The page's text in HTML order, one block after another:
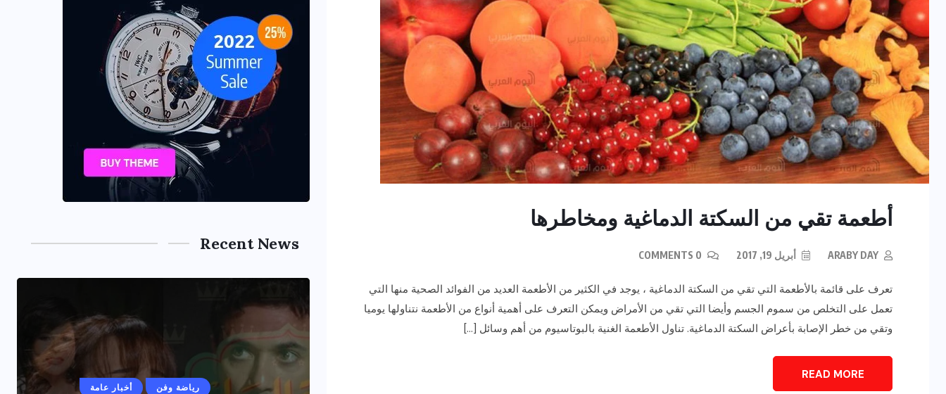
أطعمة تقي من السكتة الدماغية ومخاطرها
ARABY DAY أبريل 19, 2017
تعرف على قائمة بالأطعمة التي تقي من السكتة الدماغية ، يوجد في الكثير من الأطعمة العديد من الفوائد الصحية منها التي
تعمل على التخلص من سموم الجسم وأيضا التي تقي من الأمراض ويمكن التعرف على أهمية أنواع من الأطعمة نتناولها يوميا
وتقي من خطر الإصابة بأعراض السكتة الدماغية. تناول الأطعمة الغنية بالبوتاسيوم من أهم وسائل […]
READ MORE
Recent News
أخبار عامة رياضة وفن رياضة وفن